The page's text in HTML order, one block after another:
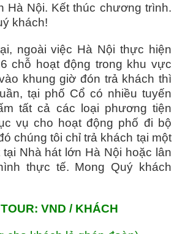
Hà Nội. Kết thúc chương trình.
khách!
ngoài việc Hà Nội thực hiện
chỗ hoạt động trong khu vực
khung giờ đón trả khách thì
tại phố Cổ có nhiều tuyến
tất cả các loại phương tiện
vụ cho hoạt động phố đi bộ
chúng tôi chỉ trả khách tại một
Nhà hát lớn Hà Nội hoặc lân
thực tế. Mong Quý khách
VND / KHÁCH